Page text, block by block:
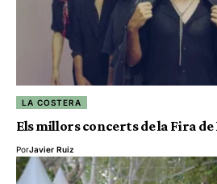
LA COSTERA
Els millors concerts de la Fira
PorJavier Ruiz